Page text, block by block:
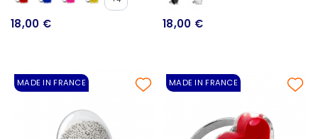
18,00 € 18,00 €
MADE IN FRANCE MADE IN FRANCE